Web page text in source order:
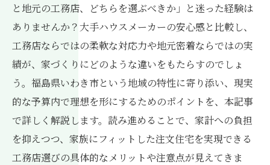
と地元の工務店、どちらを選ぶべきか」と迷った経験は
ありませんか？大手ハウスメーカーの安心感と比較し、
工務店ならではの柔軟な対応力や地元密着ならではの実
績が、家づくりにどのような違いをもたらすのでしょ
う。福島県いわき市という地域の特性に寄り添い、現実
的な予算内で理想を形にするためのポイントを、本記事
で詳しく解説します。読み進めることで、家計への負担
を抑えつつ、家族にフィットした注文住宅を実現できる
工務店選びの具体的なメリットや注意点が見えてきま